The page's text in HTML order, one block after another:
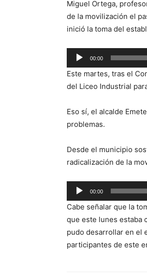
Miguel Ortega,
de la movilización el
inició la toma del
Reproductor
de
audio
00:00
Este martes, tras el
del Liceo Industrial
Eso sí, el alcalde
problemas.
Desde el municipio
radicalización de la
Reproductor
de
audio
00:00
Cabe señalar que la
que este lunes estaba
pudo desarrollar en el
participantes de este